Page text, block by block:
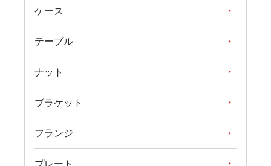
ケース
テーブル
ナット
ブラケット
フランジ
プレート